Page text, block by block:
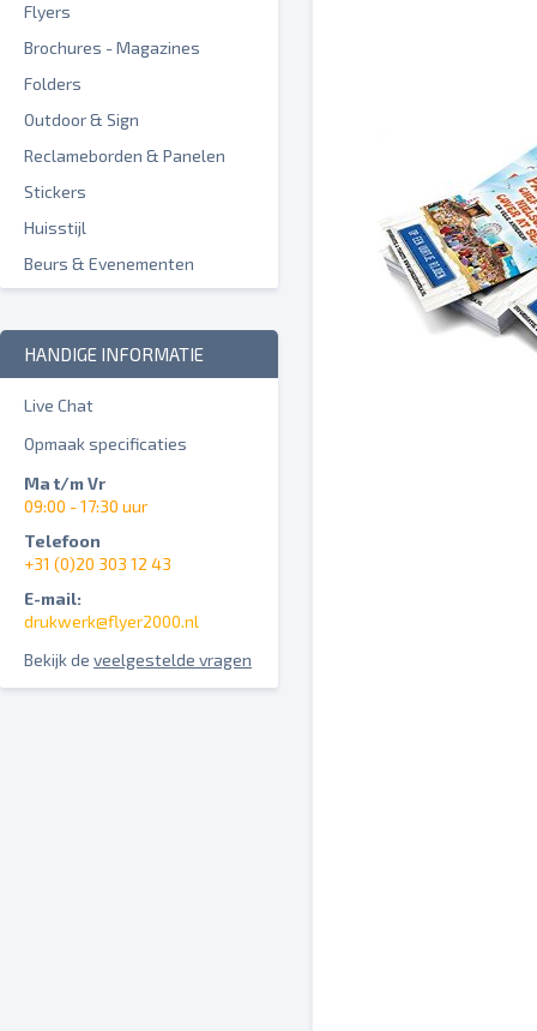
Flyers
Brochures - Magazines
Folders
Outdoor & Sign
Reclameborden & Panelen
Stickers
Huisstijl
Beurs & Evenementen
HANDIGE INFORMATIE
Live Chat
Opmaak specificaties
Ma t/m Vr
09:00 - 17:30 uur
Telefoon
+31 (0)20 303 12 43
E-mail:
drukwerk@flyer2000.nl
Bekijk de veelgestelde vragen